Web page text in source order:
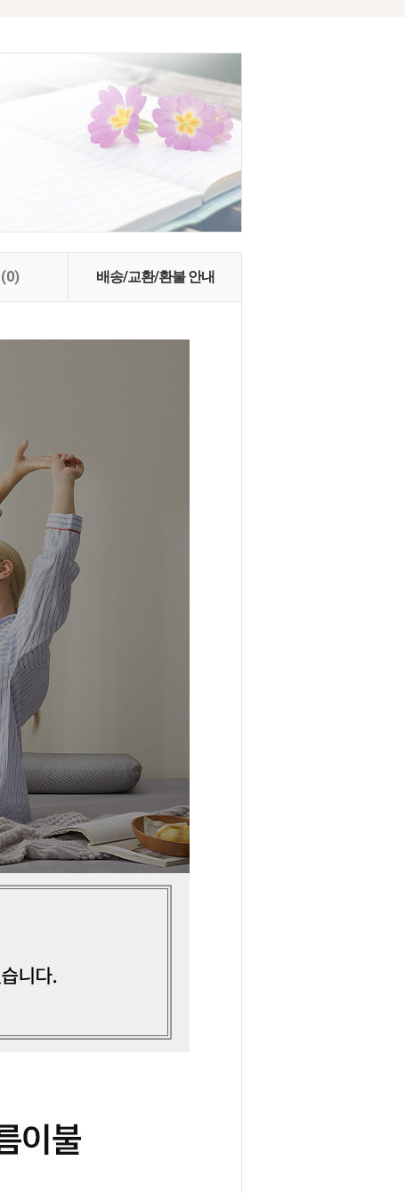
(0) 배송/교환/환불 안내